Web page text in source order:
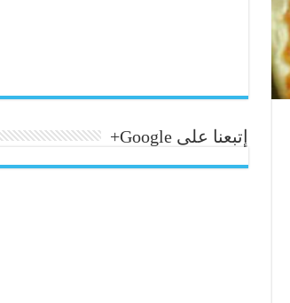
إتبعنا على Google+